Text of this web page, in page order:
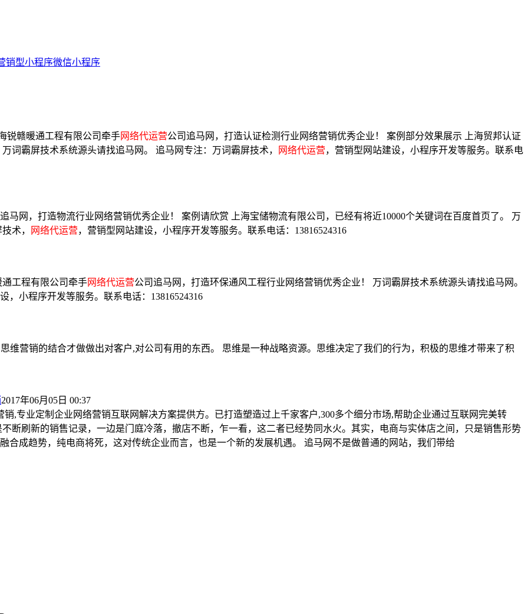
销型小程序微信小程序
锐赣暖通工程有限公司牵手网络代运营公司追马网，打造认证检测行业网络营销优秀企业！ 案例部分效果展示 上海贸邦认证
词霸屏技术系统源头请找追马网。 追马网专注：万词霸屏技术，
网络代运营，营销型网站建设，小程序开发等服务。联系电
马网，打造物流行业网络营销优秀企业！ 案例请欣赏 上海宝储物流有限公司，已经有将近10000个关键词在百度首页了。 万
术，
网络代运营，营销型网站建设，小程序开发等服务。联系电话：13816524316
工程有限公司牵手网络代运营公司追马网，打造环保通风工程行业网络营销优秀企业！ 万词霸屏技术系统源头请找追马网。
，小程序开发等服务。联系电话：13816524316
维营销的结合才做做出对客户,对公司有用的东西。 思维是一种战略资源。思维决定了我们的行为，积极的思维才带来了积
2017年06月05日 00:37
销,专业定制企业网络营销互联网解决方案提供方。已打造塑造过上千家客户,300多个细分市场,帮助企业通过互联网完美转
断刷新的销售记录，一边是门庭冷落，撤店不断，乍一看，这二者已经势同水火。其实，电商与实体店之间，只是销售形势
合成趋势，纯电商将死，这对传统企业而言，也是一个新的发展机遇。 追马网不是做普通的网站，我们带给